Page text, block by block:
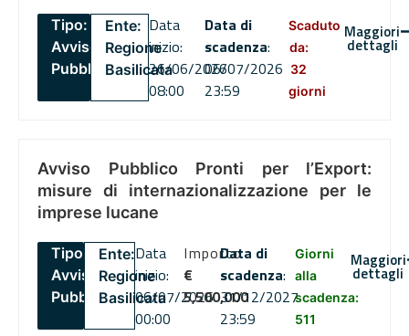
Tipo:
Avviso
Pubblico
Ente:
Regione
Basilicata
Data
inizio:
26/06/2026
08:00
Data di
scadenza:
06/07/2026
23:59
Scaduto
da:
32
giorni
Maggiori
dettagli
Avviso Pubblico Pronti per l’Export:
misure di internazionalizzazione per le
imprese lucane
Tipo:
Avviso
Pubblico
Ente:
Regione
Basilicata
Data
inizio:
06/07/2026
00:00
Importo
€
5,500,000
Data di
scadenza:
31/12/2027
23:59
Giorni
alla
scadenza:
511
Maggiori
dettagli